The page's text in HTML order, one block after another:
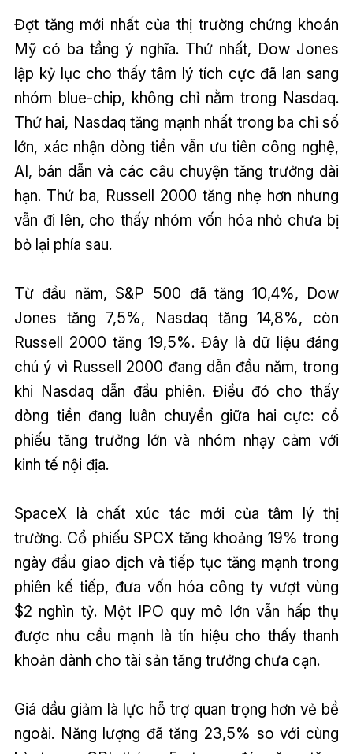
Đợt tăng mới nhất của thị trường chứng khoán
Mỹ có ba tầng ý nghĩa. Thứ nhất, Dow Jones
lập kỷ lục cho thấy tâm lý tích cực đã lan sang
nhóm blue-chip, không chỉ nằm trong Nasdaq.
Thứ hai, Nasdaq tăng mạnh nhất trong ba chỉ số
lớn, xác nhận dòng tiền vẫn ưu tiên công nghệ,
AI, bán dẫn và các câu chuyện tăng trưởng dài
hạn. Thứ ba, Russell 2000 tăng nhẹ hơn nhưng
vẫn đi lên, cho thấy nhóm vốn hóa nhỏ chưa bị
bỏ lại phía sau.
Từ đầu năm, S&P 500 đã tăng 10,4%, Dow
Jones tăng 7,5%, Nasdaq tăng 14,8%, còn
Russell 2000 tăng 19,5%. Đây là dữ liệu đáng
chú ý vì Russell 2000 đang dẫn đầu năm, trong
khi Nasdaq dẫn đầu phiên. Điều đó cho thấy
dòng tiền đang luân chuyển giữa hai cực: cổ
phiếu tăng trưởng lớn và nhóm nhạy cảm với
kinh tế nội địa.
SpaceX là chất xúc tác mới của tâm lý thị
trường. Cổ phiếu SPCX tăng khoảng 19% trong
ngày đầu giao dịch và tiếp tục tăng mạnh trong
phiên kế tiếp, đưa vốn hóa công ty vượt vùng
$2 nghìn tỷ. Một IPO quy mô lớn vẫn hấp thụ
được nhu cầu mạnh là tín hiệu cho thấy thanh
khoản dành cho tài sản tăng trưởng chưa cạn.
Giá dầu giảm là lực hỗ trợ quan trọng hơn vẻ bề
ngoài. Năng lượng đã tăng 23,5% so với cùng